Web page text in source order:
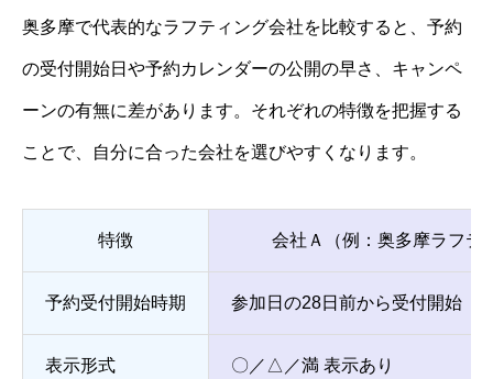
奥多摩で代表的なラフティング会社を比較すると、予約
の受付開始日や予約カレンダーの公開の早さ、キャンペ
ーンの有無に差があります。それぞれの特徴を把握する
ことで、自分に合った会社を選びやすくなります。
特徴 会社Ａ（例：奥多摩ラフテ
予約受付開始時期 参加日の28日前から受付開始
表示形式 〇／△／満 表示あり